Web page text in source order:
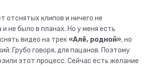
отснятых клипов и ничего не
не было в планах. Но у меня есть
видео на трек «Алё, родной», но
Грубо говоря, для пацанов. Поэтому
этот процесс. Сейчас есть желание